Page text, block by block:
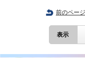
前のペー
表示